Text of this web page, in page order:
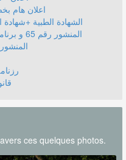
اعلان هام
الشهادة الطبية
المنشور رقم 70 المؤرخ
ces quelques photos.